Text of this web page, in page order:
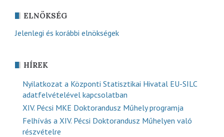
ELNÖKSÉG
Jelenlegi és korábbi elnökségek
HÍREK
Nyilatkozat a Központi Statisztikai Hivatal EU-SILC
adatfelvételével kapcsolatban
XIV. Pécsi MKE Doktorandusz Műhely programja
Felhívás a XIV. Pécsi Doktorandusz Műhelyen való
részvételre